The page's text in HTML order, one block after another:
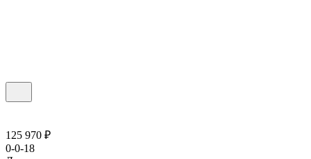
125 970 ₽
0-0-18